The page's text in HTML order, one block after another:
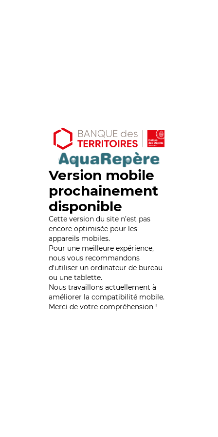
Version mobile
prochainement
disponible
Cette version du site n’est pas
encore optimisée pour les
appareils mobiles.
Pour une meilleure expérience,
nous vous recommandons
d'utiliser un ordinateur de bureau
ou une tablette.
Nous travaillons actuellement à
améliorer la compatibilité mobile.
Merci de votre compréhension !